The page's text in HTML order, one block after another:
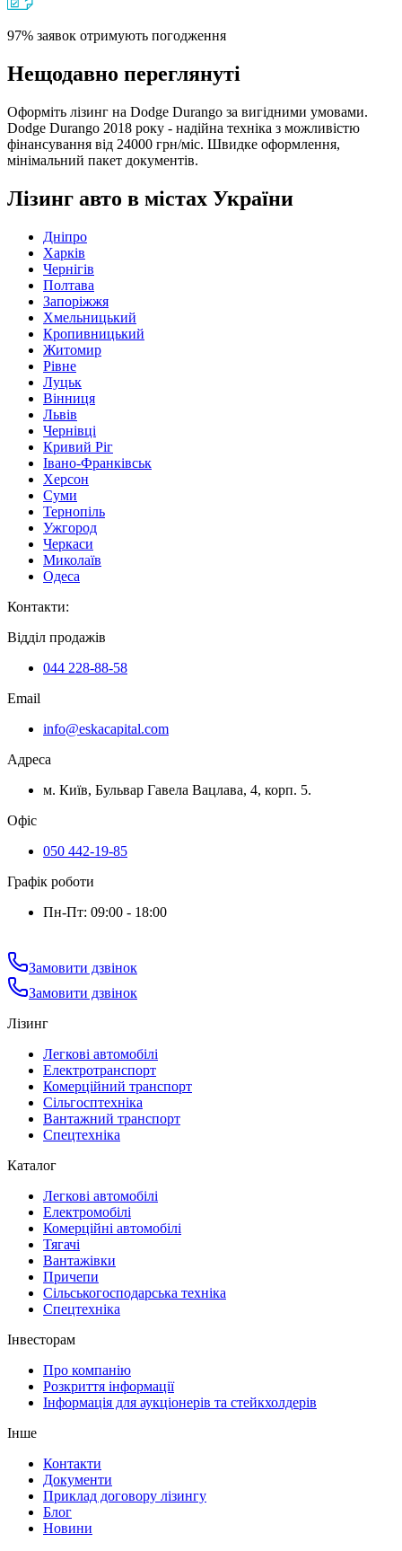
97% заявок отримують погодження
Нещодавно переглянуті
Оформіть лізинг на Dodge Durango за вигідними умовами.
Dodge Durango 2018 року - надійна техніка з можливістю
фінансування від 24000 грн/міс. Швидке оформлення,
мінімальний пакет документів.
Лізинг авто в містах України
Дніпро
Харків
Чернігів
Полтава
Запоріжжя
Хмельницький
Кропивницький
Житомир
Рівне
Луцьк
Вінниця
Львів
Чернівці
Кривий Ріг
Івано-Франківськ
Херсон
Суми
Тернопіль
Ужгород
Черкаси
Миколаїв
Одеса
Контакти:
Відділ продажів
044 228-88-58
Email
info@eskacapital.com
Адреса
м. Київ, Бульвар Гавела Вацлава, 4, корп. 5.
Офіс
050 442-19-85
Графік роботи
Пн-Пт: 09:00 - 18:00
Замовити дзвінок
Замовити дзвінок
Лізинг
Легкові автомобілі
Електротранспорт
Комерційний транспорт
Сільгосптехніка
Вантажний транспорт
Спецтехніка
Каталог
Легкові автомобілі
Електромобілі
Комерційні автомобілі
Тягачі
Вантажівки
Причепи
Сільськогосподарська техніка
Спецтехніка
Інвесторам
Про компанію
Розкриття інформації
Інформація для аукціонерів та стейкхолдерів
Інше
Контакти
Документи
Приклад договору лізингу
Блог
Новини